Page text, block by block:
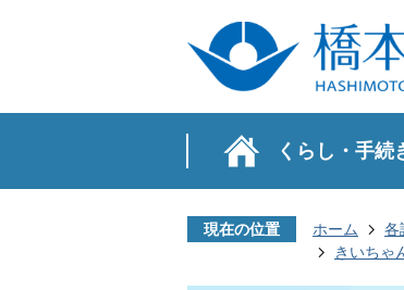
くらし・手続
現在の位置 ホーム 各
きいちゃ